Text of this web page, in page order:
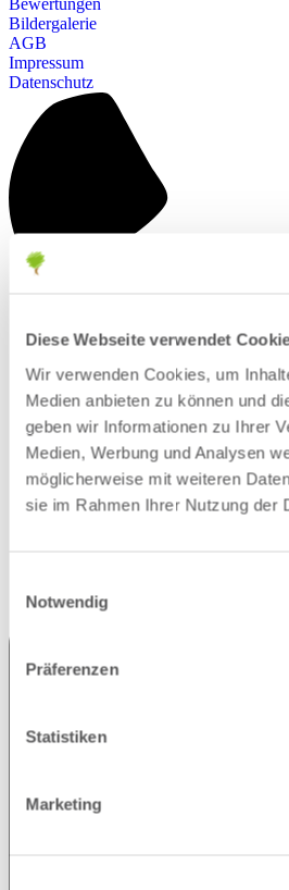
Diese Webseite verwendet
Wir verwenden Cookies, um
Medien anbieten zu können und
geben wir Informationen zu Ihrer
Medien, Werbung und Analysen
möglicherweise mit weiteren
sie im Rahmen Ihrer Nutzung der
Notwendig
Präferenzen
Statistiken
Marketing
Bildergalerie
AGB
Impressum
Datenschutz